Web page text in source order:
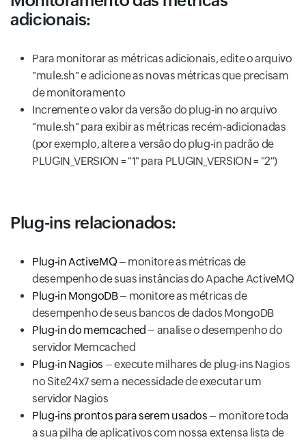
adicionais:
Para monitorar as métricas adicionais, edite o arquivo
"mule.sh" e adicione as novas métricas que precisam
de monitoramento
Incremente o valor da versão do plug-in no arquivo
"mule.sh" para exibir as métricas recém-adicionadas
(por exemplo, altere a versão do plug-in padrão de
PLUGIN_VERSION = "1" para PLUGIN_VERSION = "2")
Plug-ins relacionados:
Plug-in ActiveMQ – monitore as métricas de
desempenho de suas instâncias do Apache ActiveMQ
Plug-in MongoDB– monitore as métricas de
desempenho de seus bancos de dados MongoDB
Plug-in do memcached – analise o desempenho do
servidor Memcached
Plug-in Nagios – execute milhares de plug-ins Nagios
no Site24x7 sem a necessidade de executar um
servidor Nagios
Plug-ins prontos para serem usados – monitore toda
a sua pilha de aplicativos com nossa extensa lista de